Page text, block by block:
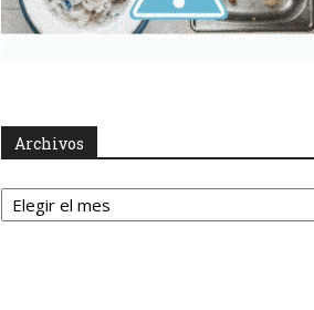
Archivos
Archivos